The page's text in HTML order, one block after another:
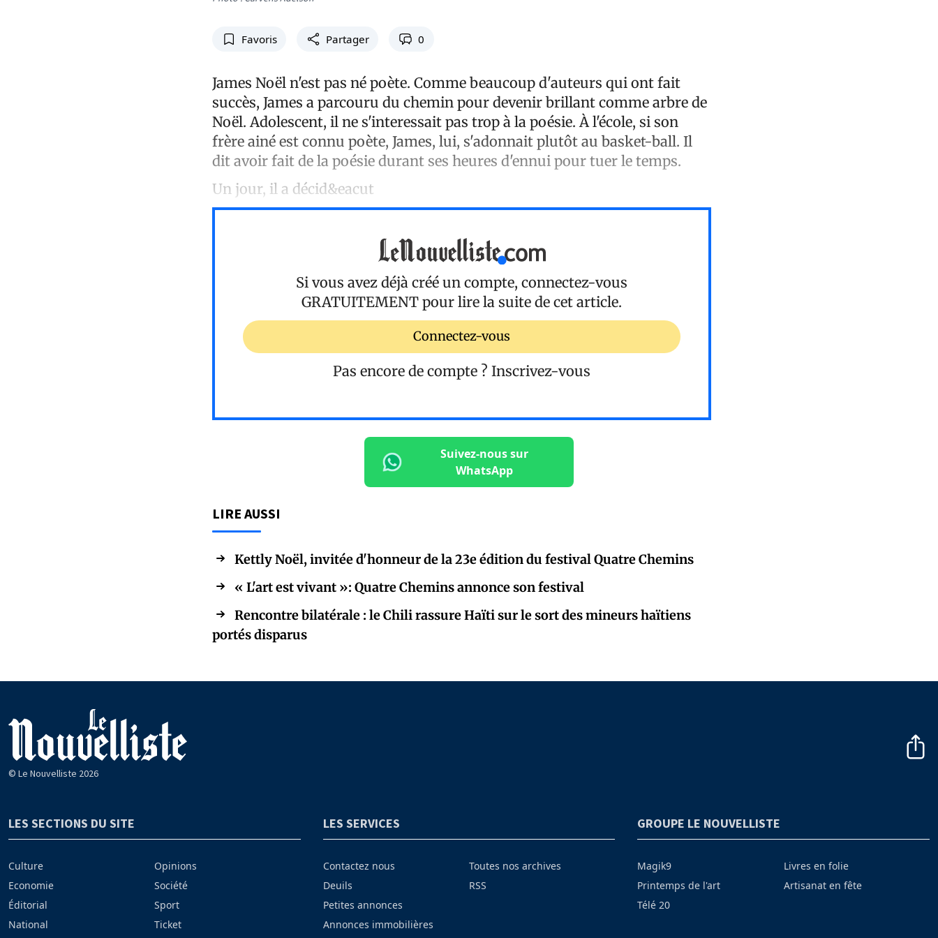
Favoris Partager 0
James Noël n'est pas né poète. Comme beaucoup d'auteurs qui ont fait
succès, James a parcouru du chemin pour devenir brillant comme arbre de
Noël. Adolescent, il ne s'interessait pas trop à la poésie. À l'école, si son
frère ainé est connu poète, James, lui, s'adonnait plutôt au basket-ball. Il
dit avoir fait de la poésie durant ses heures d'ennui pour tuer le temps.
Un jour, il a décid&eacut
Si vous avez déjà créé un compte, connectez-vous
GRATUITEMENT pour lire la suite de cet article.
Connectez-vous
Pas encore de compte ? Inscrivez-vous
Suivez-nous sur
WhatsApp
LIRE AUSSI
Kettly Noël, invitée d'honneur de la 23e édition du festival Quatre Chemins
« L'art est vivant »: Quatre Chemins annonce son festival
Rencontre bilatérale : le Chili rassure Haïti sur le sort des mineurs haïtiens
portés disparus
© Le Nouvelliste 2026
LES SECTIONS DU SITE
Culture
Economie
Éditorial
National
Opinions
Société
Sport
Ticket
LES SERVICES
Contactez nous
Deuils
Petites annonces
Annonces immobilières
Toutes nos archives
RSS
GROUPE LE NOUVELLISTE
Magik9
Printemps de l'art
Télé 20
Livres en folie
Artisanat en fête